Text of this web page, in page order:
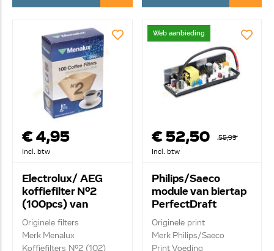
€ 4,95
Incl. btw
Electrolux/ AEG
koffiefilter Nº2
(100pcs) van
koffiemachine
9002563139
Originele filters
Merk Menalux
Koffiefilters Nº2 (102)
Web aanbieding
€ 52,50
55,99
Incl. btw
Philips/Saeco
module van biertap
PerfectDraft
642001014861
Originele print
Merk Philips/Saeco
Print Voeding